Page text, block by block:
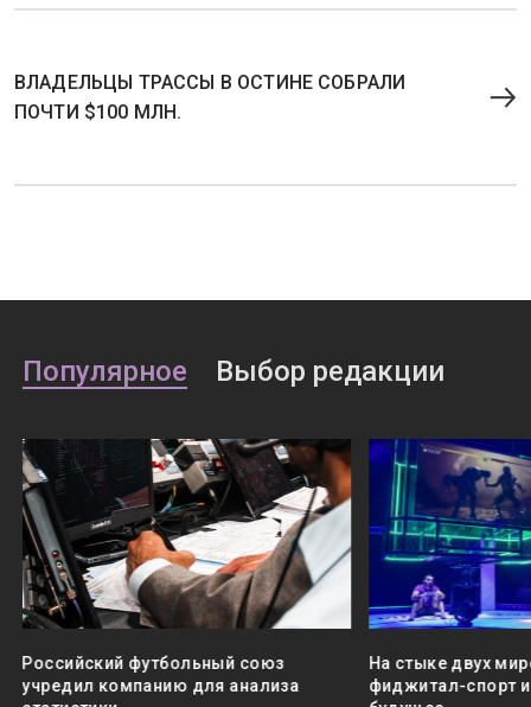
ВЛАДЕЛЬЦЫ ТРАССЫ В ОСТИНЕ СОБРАЛИ
ПОЧТИ $100 МЛН.
Популярное Выбор редакции
Российский футбольный союз
учредил компанию для анализа
На стыке двух
фиджитал-спорт